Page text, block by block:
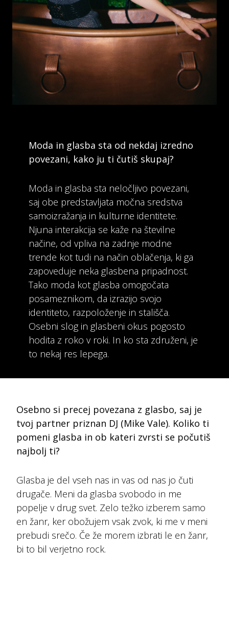
Moda in glasba sta od nekdaj izredno
povezani, kako ju ti čutiš skupaj?
Moda in glasba sta neločljivo povezani,
saj obe predstavljata močna sredstva
samoizražanja in kulturne identitete.
Njuna interakcija se kaže na številne
načine, od vpliva na zadnje modne
trende kot tudi na način oblačenja, ki ga
zapoveduje neka glasbena pripadnost.
Tako moda kot glasba omogočata
posameznikom, da izrazijo svojo
identiteto, razpoloženje in stališča.
Osebni slog in glasbeni okus pogosto
hodita z roko v roki. In ko sta združeni, je
to nekaj res lepega.
Osebno si precej povezana z glasbo, saj je
tvoj partner priznan DJ (Mike Vale). Koliko ti
pomeni glasba in ob kateri zvrsti se počutiš
najbolj ti?
Glasba je del vseh nas in vas od nas jo čuti
drugače. Meni da glasba svobodo in me
popelje v drug svet. Zelo težko izberem samo
en žanr, ker obožujem vsak zvok, ki me v meni
prebudi srečo. Če že morem izbrati le en žanr,
bi to bil verjetno rock.